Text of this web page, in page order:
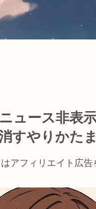
ュース非表
すやりかた
アフィリエイト広告